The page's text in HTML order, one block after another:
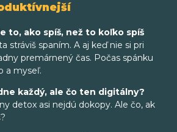
to, ako spíš, než to koľko spíš
stráviš spaním. A aj keď nie si pri
premárnený čas. Počas spánku
a myseľ.
každý, ale čo ten digitálny?
detox asi nejdú dokopy. Ale čo, ak